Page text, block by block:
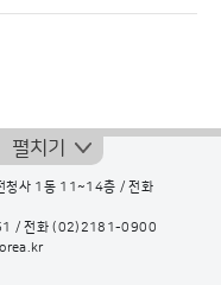
펼치기
청사 1동 11~14층 / 전화
/ 전화(02)2181-0900